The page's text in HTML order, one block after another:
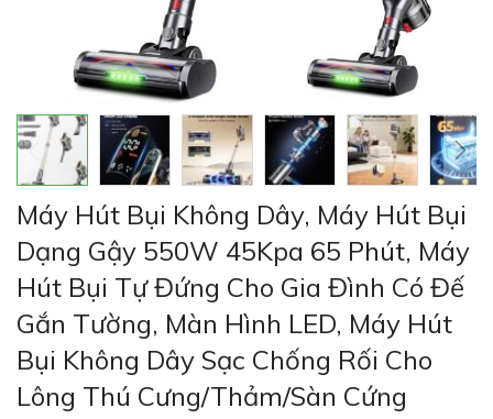
đến
phần
đầu
của
thư
hình
ảnh
Máy Hút Bụi Không Dây, Máy Hút Bụi
Dạng Gậy 550W 45Kpa 65 Phút, Máy
Hút Bụi Tự Đứng Cho Gia Đình Có Đế
Gắn Tường, Màn Hình LED, Máy Hút
Bụi Không Dây Sạc Chống Rối Cho
Lông Thú Cưng/thảm/sàn Cứng